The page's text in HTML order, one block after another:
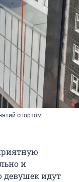
спортом
и
девушек идут